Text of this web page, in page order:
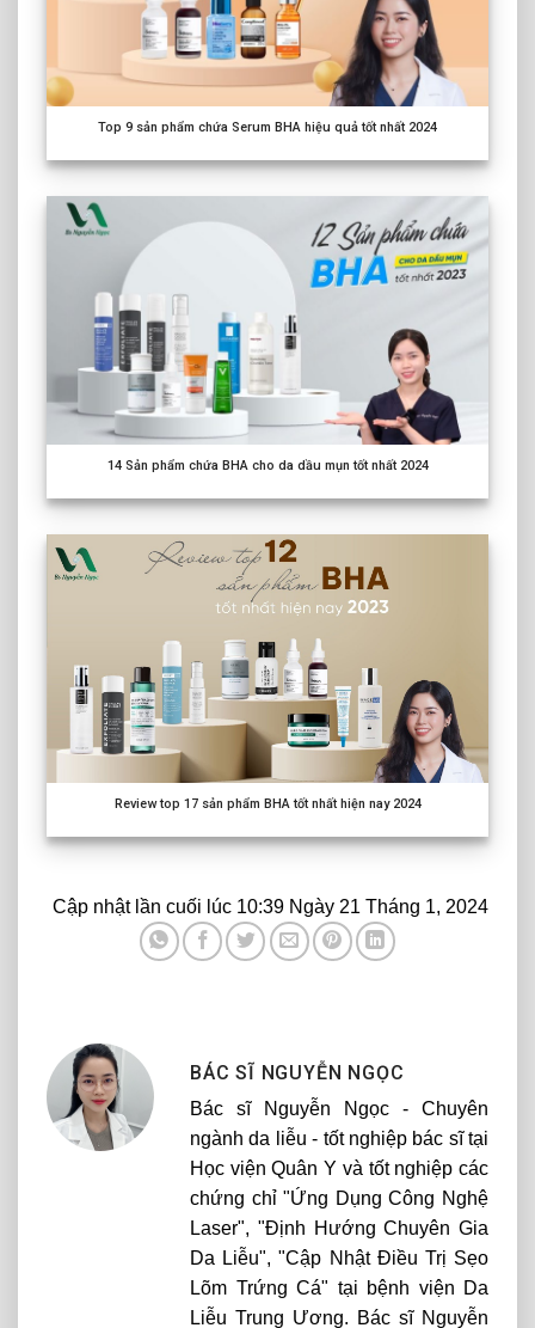
Top 9 sản phẩm chứa Serum BHA hiệu quả tốt nhất 2024
14Sản phẩm chứa BHA cho da dầu mụn tốt nhất 2024
Review top 17sản phẩm BHA tốt nhất hiện nay 2024
Cập nhật lần cuối lúc 10:39 Ngày 21 Tháng 1, 2024
BÁC SĨ NGUYỄN NGỌC
Bác sĩ Nguyễn Ngọc - Chuyên
ngành da liễu - tốt nghiệp bác sĩ tại
Học viện Quân Y và tốt nghiệp các
chứng chỉ "Ứng Dụng Công Nghệ
Laser", "Định Hướng Chuyên Gia
Da Liễu", "Cập Nhật Điều Trị Sẹo
Lõm Trứng Cá" tại bệnh viện Da
Liễu Trung Ương. Bác sĩ Nguyễn